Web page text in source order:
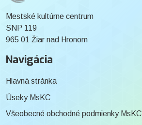
Mestské kultúrne centrum
SNP 119
965 01 Žiar nad Hronom
Navigácia
Hlavná stránka
Úseky MsKC
Všeobecné obchodné podmienky MsKC